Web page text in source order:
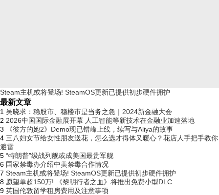
Steam主机或将登场! SteamOS更新已提供初步硬件拥护
最新文章
1 吴晓求：稳股市、稳楼市是当务之急｜2024新金融大会
2 2026中国国际金融展开幕 人工智能等新技术在金融业加速落地
3
《彼方的她2》Demo现已错峰上线，续写与Aliya的故事
4 三八妇女节给女性朋友送花，怎么选才得体又暖心？花店人手把手教你
避雷
5 “特朗普”级战列舰或成美国最贵军舰
6 国家禁毒办介绍中美禁毒合作情况
7 Steam主机或将登场! SteamOS更新已提供初步硬件拥护
8 愿望单超150万! 《黎明行者之血》将推出免费小型DLC
9 英国伦敦留学租房费用及注意事项